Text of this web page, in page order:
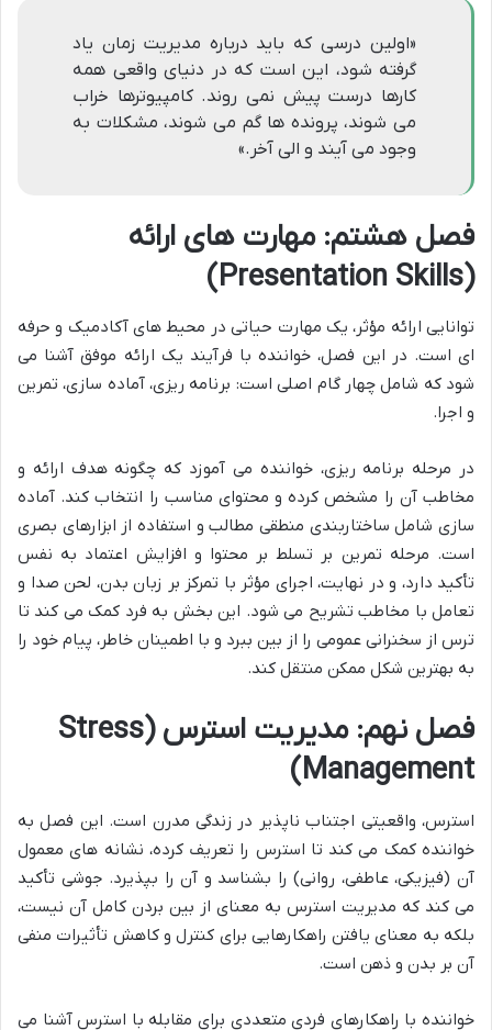
«اولین درسی که باید درباره مدیریت زمان یاد
گرفته شود، این است که در دنیای واقعی همه
کارها درست پیش نمی روند. کامپیوترها خراب
می شوند، پرونده ها گم می شوند، مشکلات به
وجود می آیند و الی آخر.»
فصل هشتم: مهارت های ارائه
(Presentation Skills)
توانایی ارائه مؤثر، یک مهارت حیاتی در محیط های آکادمیک و حرفه
ای است. در این فصل، خواننده با فرآیند یک ارائه موفق آشنا می
شود که شامل چهار گام اصلی است: برنامه ریزی، آماده سازی، تمرین
و اجرا.
در مرحله برنامه ریزی، خواننده می آموزد که چگونه هدف ارائه و
مخاطب آن را مشخص کرده و محتوای مناسب را انتخاب کند. آماده
سازی شامل ساختاربندی منطقی مطالب و استفاده از ابزارهای بصری
است. مرحله تمرین بر تسلط بر محتوا و افزایش اعتماد به نفس
تأکید دارد، و در نهایت، اجرای مؤثر با تمرکز بر زبان بدن، لحن صدا و
تعامل با مخاطب تشریح می شود. این بخش به فرد کمک می کند تا
ترس از سخنرانی عمومی را از بین ببرد و با اطمینان خاطر، پیام خود را
به بهترین شکل ممکن منتقل کند.
فصل نهم: مدیریت استرس (Stress
Management)
استرس، واقعیتی اجتناب ناپذیر در زندگی مدرن است. این فصل به
خواننده کمک می کند تا استرس را تعریف کرده، نشانه های معمول
آن (فیزیکی، عاطفی، روانی) را بشناسد و آن را بپذیرد. جوشی تأکید
می کند که مدیریت استرس به معنای از بین بردن کامل آن نیست،
بلکه به معنای یافتن راهکارهایی برای کنترل و کاهش تأثیرات منفی
آن بر بدن و ذهن است.
خواننده با راهکارهای فردی متعددی برای مقابله با استرس آشنا می